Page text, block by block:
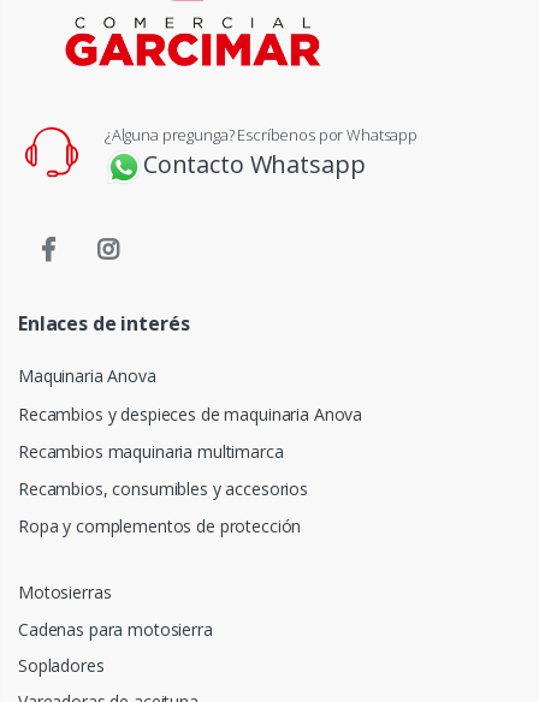
¿Alguna pregunga? Escríbenos por Whatsapp
Contacto Whatsapp
Enlaces de interés
Maquinaria Anova
Recambios y despieces de maquinaria Anova
Recambios maquinaria multimarca
Recambios, consumibles y accesorios
Ropa y complementos de protección
Motosierras
Cadenas para motosierra
Sopladores